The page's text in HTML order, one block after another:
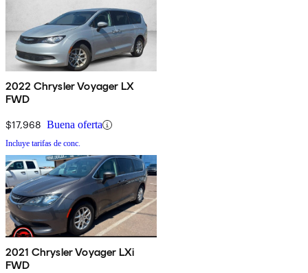
2022 Chrysler Voyager LX
FWD
$17,968 Buena oferta
Incluye tarifas de conc.
2021 Chrysler Voyager LXi
FWD